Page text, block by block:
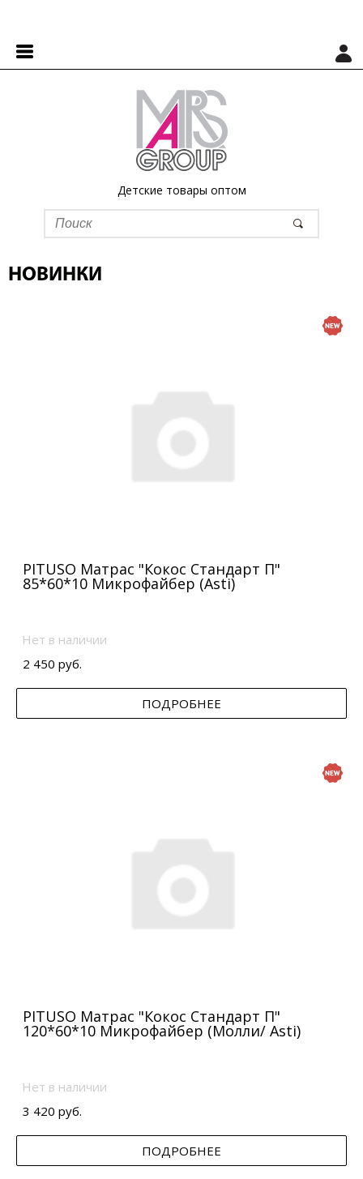
Детские товары оптом
НОВИНКИ
PITUSO Матрас "Кокос Стандарт П"
85*60*10 Микрофайбер (Asti)
Нет в наличии
2 450 руб.
ПОДРОБНЕЕ
PITUSO Матрас "Кокос Стандарт П"
120*60*10 Микрофайбер (Молли/ Asti)
Нет в наличии
3 420 руб.
ПОДРОБНЕЕ